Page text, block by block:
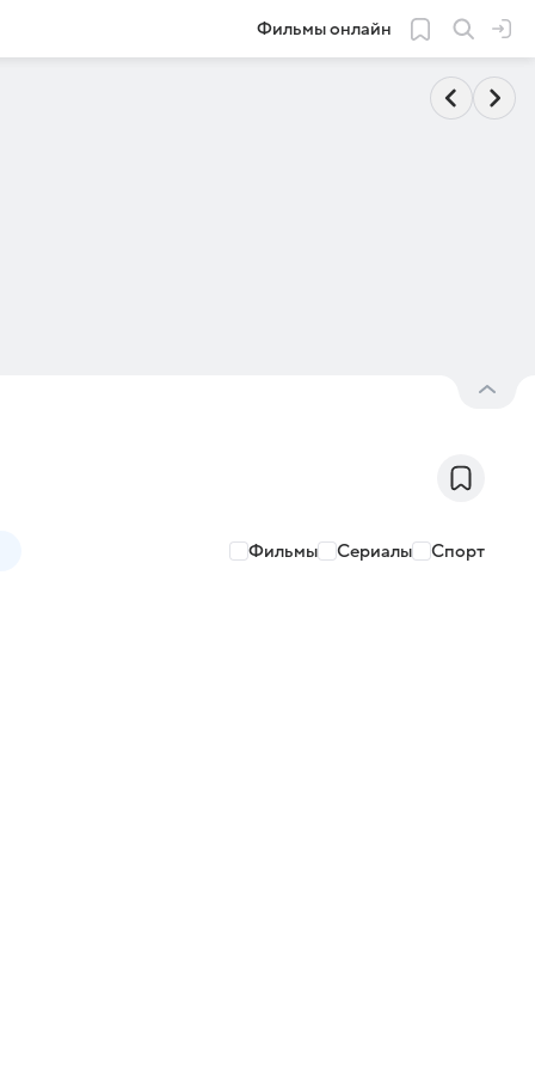
Фильмы онлайн
Фильмы Сериалы Спорт